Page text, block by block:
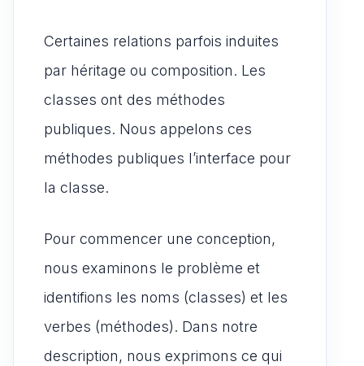
Certaines relations parfois induites
par héritage ou composition. Les
classes ont des méthodes
publiques. Nous appelons ces
méthodes publiques l’interface pour
la classe.
Pour commencer une conception,
nous examinons le problème et
identifions les noms (classes) et les
verbes (méthodes). Dans notre
description, nous exprimons ce qui